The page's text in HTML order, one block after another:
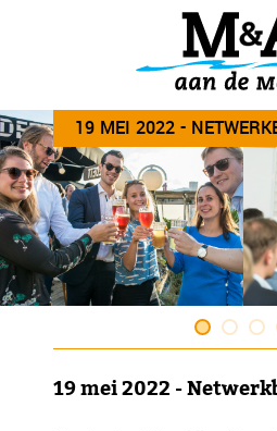
19 MEI 2022 -
19 mei 2022 -